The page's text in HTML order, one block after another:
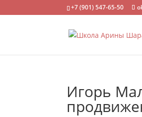
+7 (901) 547-65-50
Игорь